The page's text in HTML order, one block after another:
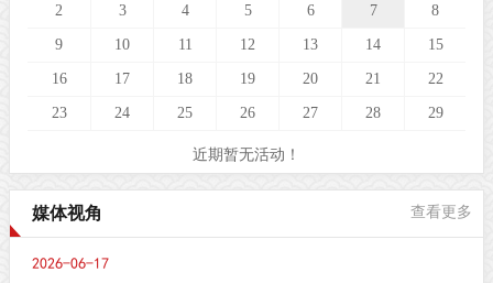
2 3 4 5 6 7 8
9 10 11 12 13 14 15
16 17 18 19 20 21 22
23 24 25 26 27 28 29
近期暂无活动！
媒体视角 查看更多
2026-06-17